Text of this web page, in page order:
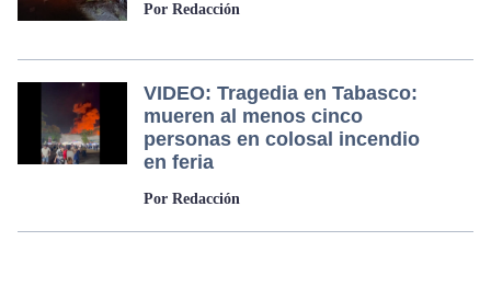
Por Redacción
VIDEO: Tragedia en Tabasco:
mueren al menos cinco
personas en colosal incendio
en feria
Por Redacción